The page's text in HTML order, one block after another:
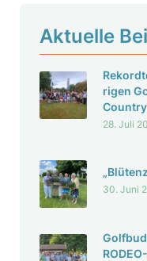
Aktu­elle
rigen
28. Juli
30. Juni